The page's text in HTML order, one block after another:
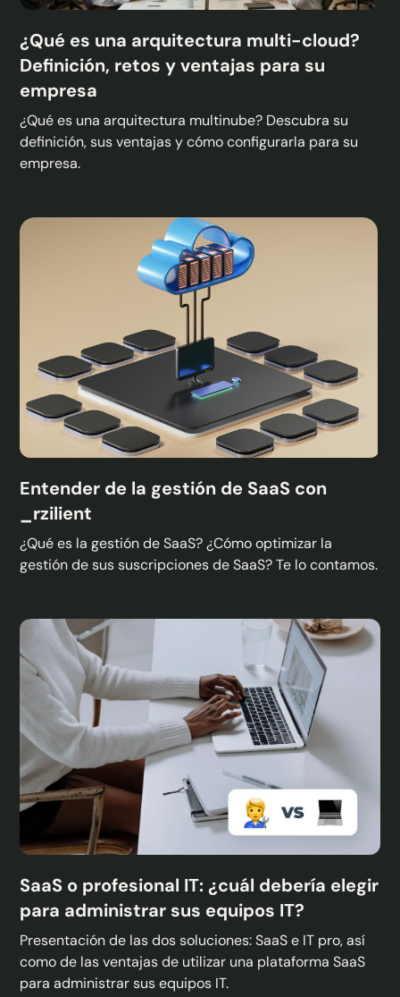
¿Qué es una arquitectura multi-cloud?
Definición, retos y ventajas para su
empresa
¿Qué es una arquitectura multinube? Descubra su
definición, sus ventajas y cómo configurarla para su
empresa.
Entender de la gestión de SaaS con
_rzilient
¿Qué es la gestión de SaaS? ¿Cómo optimizar la
gestión de sus suscripciones de SaaS? Te lo contamos.
SaaS o profesional IT: ¿cuál debería elegir
para administrar sus equipos IT?
Presentación de las dos soluciones: SaaS e IT pro, así
como de las ventajas de utilizar una plataforma SaaS
para administrar sus equipos IT.